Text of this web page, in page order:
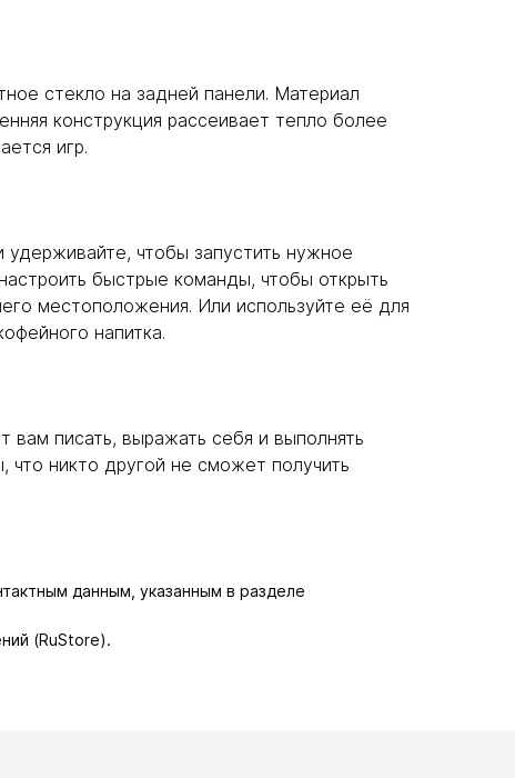
стекло на задней панели. Материал
конструкция рассеивает тепло более
игр.
чтобы запустить нужное
быстрые команды, чтобы открыть
местоположения. Или используйте её для
напитка.
вам писать, выражать себя и выполнять
никто другой не сможет получить
данным, указанным в разделе
(RuStore).